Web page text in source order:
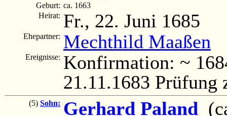
Geburt: ca. 1663
Heirat: Fr., 22. Juni 1685
Ehepartner: Mechthild Maaßen
Ereignisse: Konfirmation: ~
21.11.1683
(5) Sohn: Gerhard Paland